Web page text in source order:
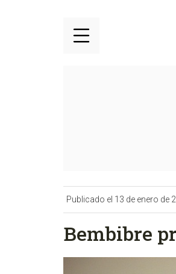
Publicado el 13 de enero de
Bembibre